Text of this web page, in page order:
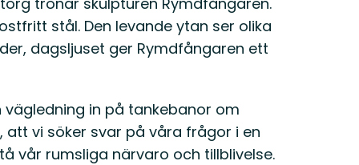
stål. Den levande ytan ser olika
dagsljuset ger Rymdfångaren ett
in på tankebanor om
vi söker svar på våra frågor i en
vår rumsliga närvaro och tillblivelse.